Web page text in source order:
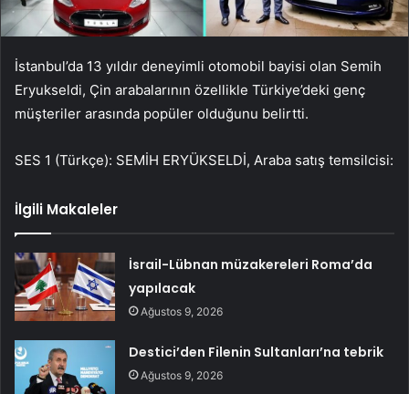
İstanbul’da 13 yıldır deneyimli otomobil bayisi olan Semih
Eryukseldi, Çin arabalarının özellikle Türkiye’deki genç
müşteriler arasında popüler olduğunu belirtti.
SES 1 (Türkçe): SEMİH ERYÜKSELDİ, Araba satış temsilcisi:
İlgili Makaleler
İsrail-Lübnan müzakereleri Roma’da
yapılacak
Ağustos 9, 2026
Destici’den Filenin Sultanları’na tebrik
Ağustos 9, 2026